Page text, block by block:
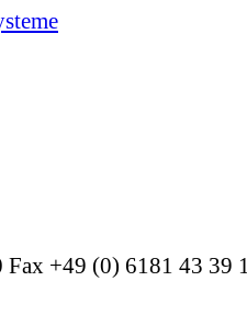
+49 (0) 6181 43 39